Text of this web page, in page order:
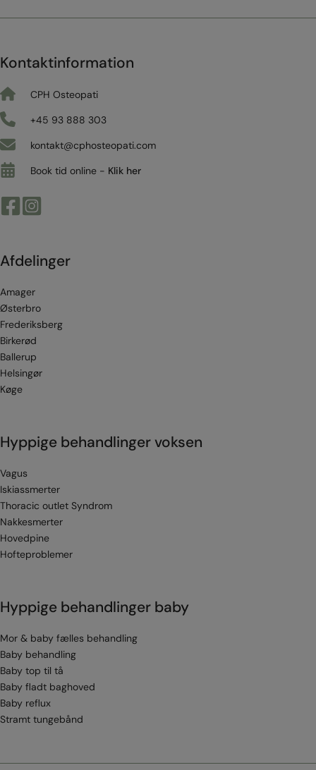
Kontaktinformation
CPH Osteopati
+45 93 888 303
kontakt@cphosteopati.com
Book tid online - Klik her
Afdelinger
Amager
Østerbro
Frederiksberg
Birkerød
Ballerup
Helsingør
Køge
Hyppige behandlinger voksen
Vagus
Iskiassmerter
Thoracic outlet Syndrom
Nakkesmerter
Hovedpine
Hofteproblemer
Hyppige behandlinger baby
Mor & baby fælles behandling
Baby behandling
Baby top til tå
Baby fladt baghoved
Baby reflux
Stramt tungebånd